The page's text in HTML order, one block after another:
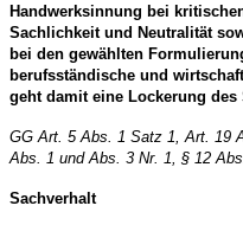
Handwerksinnung bei
Sachlichkeit und Neutralität
bei den gewählten
berufsständische und
geht damit eine Lockerung
GG Art. 5 Abs. 1 Satz 1, Art. 19
Abs. 1 und Abs. 3 Nr. 1, § 12
Sachverhalt